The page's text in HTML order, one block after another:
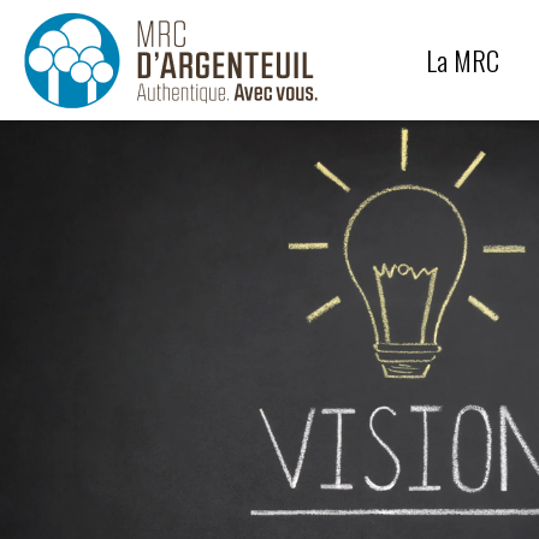
La MRC
Génie
Protection des paysages
Carrières et sablières
Équipe